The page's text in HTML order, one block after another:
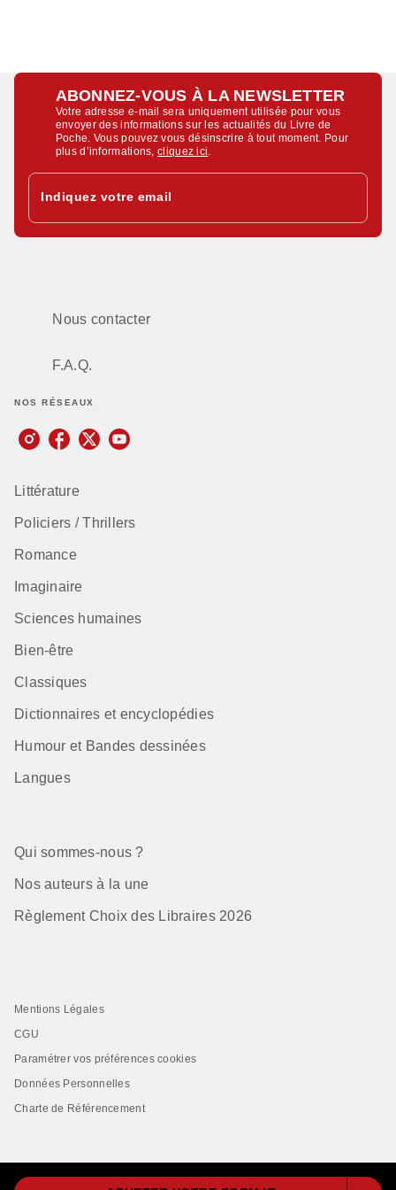
ABONNEZ-VOUS À LA NEWSLETTER
Votre adresse e-mail sera uniquement utilisée pour vous
envoyer des informations sur les actualités du Livre de
Poche. Vous pouvez vous désinscrire à tout moment. Pour
plus d’informations,cliquez ici
Indiquez votre email
Nous contacter
F.A.Q.
NOS RÉSEAUX
Littérature
Policiers / Thrillers
Romance
Imaginaire
Sciences humaines
Bien-être
Classiques
Dictionnaires et encyclopédies
Humour et Bandes dessinées
Langues
Qui sommes-nous ?
Nos auteurs à la une
Règlement Choix des Libraires 2026
Mentions Légales
CGU
Paramétrer vos préférences cookies
Données Personnelles
Charte de Référencement